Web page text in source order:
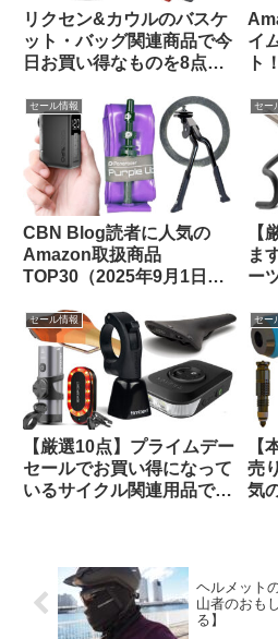
リクセン&カウルのバスケ
ット・バッグ関連商品で今
日お買い得なものを8点ご
イ
ト
ま
セール情報
CBN Blog読者に人気の
Amazon取扱商品
TOP30（2025年9月1日
セー
【
ま
ー
【
ー
セール情報
【厳選10点】プライムデー
セールでお買い得になって
いるサイクル関連用品で未
セー
【
売
気
ヘルメット
山者のおも
る】